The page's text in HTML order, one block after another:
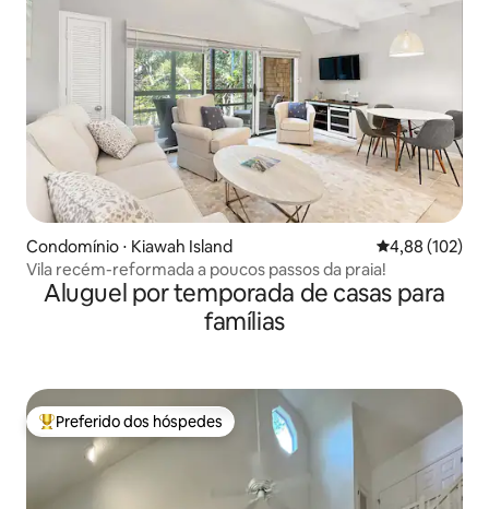
Condomínio ⋅ Kiawah Island 4,88 de uma
4,88 (102)
Vila recém-reformada a poucos passos da praia!
Aluguel por temporada de casas para
famílias
Entre os melhores preferidos dos hóspedes
Preferido dos hóspedes